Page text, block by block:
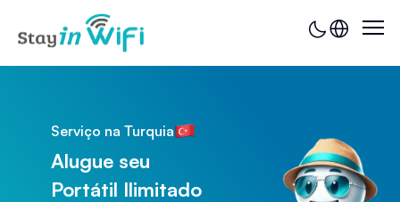
Serviço na Turquia
Alugue seu
Portátil Ilimitado